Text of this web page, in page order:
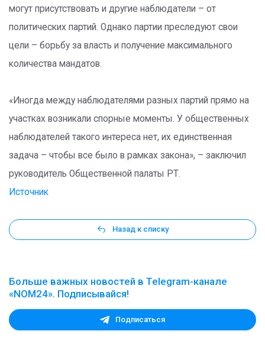
могут присутствовать и другие наблюдатели – от
политических партий. Однако партии преследуют свои
цели – борьбу за власть и получение максимального
количества мандатов.
«Иногда между наблюдателями разных партий прямо на
участках возникали спорные моменты. У общественных
наблюдателей такого интереса нет, их единственная
задача – чтобы все было в рамках закона», – заключил
руководитель Общественной палаты РТ.
Источник
Назад к списку
Больше важных новостей в Telegram-канале
«NOM24». Подписывайся!
Подписаться